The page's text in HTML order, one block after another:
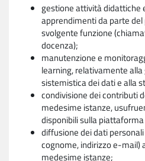
gestione attività didattiche
apprendimenti da parte
svolgente funzione
docenza);
manutenzione e
learning, relativamente
sistemistica dei dati e alla
condivisione dei contributi
medesime istanze,
disponibili sulla
diffusione dei dati
cognome, indirizzo e-mail)
medesime istanze;